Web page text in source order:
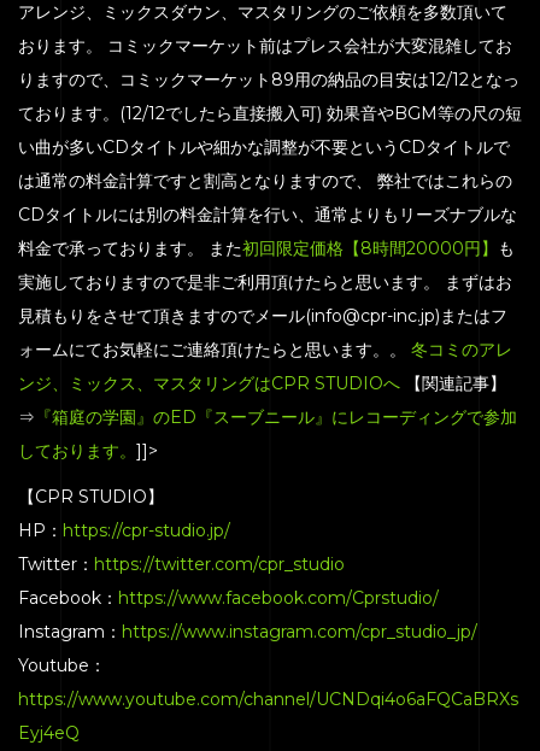
SERVICE
PRICE
アレンジ、ミックスダウン、マスタリングのご依頼を多数頂いて
おります。 コミックマーケット前はプレス会社が大変混雑してお
りますので、コミックマーケット89用の納品の目安は12/12となっ
ております。(12/12でしたら直接搬入可) 効果音やBGM等の尺の短
い曲が多いCDタイトルや細かな調整が不要というCDタイトルで
は通常の料金計算ですと割高となりますので、 弊社ではこれらの
CDタイトルには別の料金計算を行い、通常よりもリーズナブルな
料金で承っております。 また初回限定価格【8時間20000円】
も
実施しておりますので是非ご利用頂けたらと思います。 まずはお
見積もりをさせて頂きますのでメール(info@cpr-inc.jp)またはフ
ォームにてお気軽にご連絡頂けたらと思います。。 冬コミのアレ
ンジ、ミックス、マスタリングはCPR STUDIOへ 【関連記事】
⇒ 『箱庭の学園』のED『スーブニール』にレコーディングで参加
しております。 ]]>
【CPR STUDIO】
HP： https://cpr-studio.jp/
Twitter： https://twitter.com/cpr_studio
Facebook： https://www.facebook.com/Cprstudio/
Instagram： https://www.instagram.com/cpr_studio_jp/
Youtube：
https://www.youtube.com/channel/UCNDqi4o6aFQCaBRXs
Eyj4eQ